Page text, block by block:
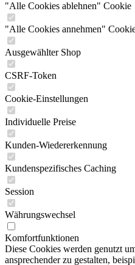
"Alle Cookies ablehnen" Cookie
"Alle Cookies annehmen"
Ausgewählter Shop
CSRF-Token
Cookie-Einstellungen
Individuelle Preise
Kunden-Wiedererkennung
Kundenspezifisches Caching
Session
Währungswechsel
Komfortfunktionen
Diese Cookies werden genutzt
ansprechender zu gestalten,